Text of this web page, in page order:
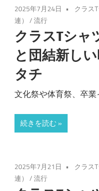
2025年7月24日 クラス
連） /流行
クラスTシャ
と団結新し
タチ
文化祭や体育祭、卒
続きを読む
2025年7月21日 クラス
連） /流行